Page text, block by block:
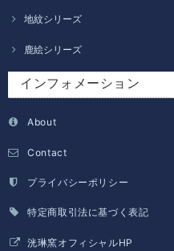
地紋シリーズ
鹿絵シリーズ
インフォメーション
About
Contact
プライバシーポリシー
特定商取引法に基づく表記
洸琳窯オフィシャルHP